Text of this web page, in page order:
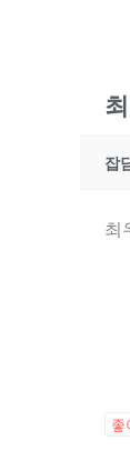
잡
최
좋